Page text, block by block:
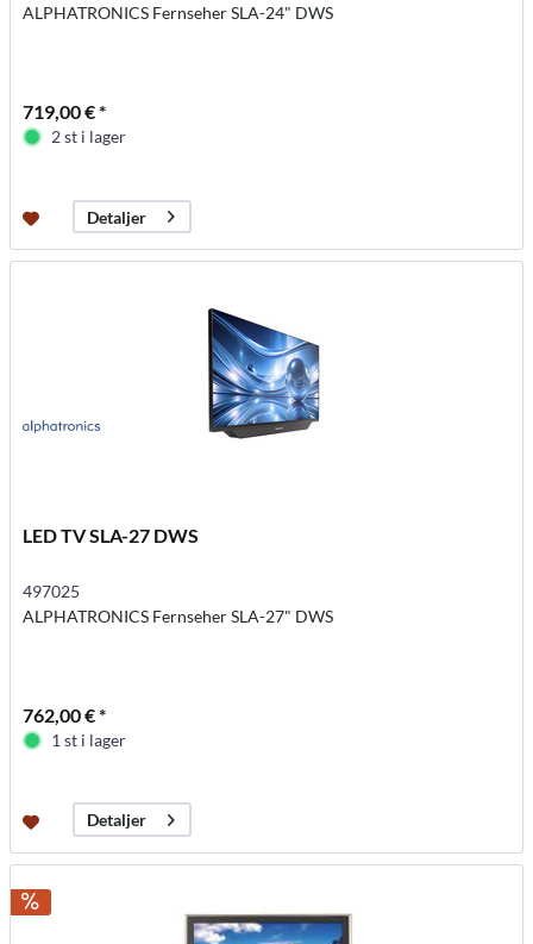
ALPHATRONICS Fernseher SLA-24" DWS
719,00 € *
2 st i lager
Detaljer
LED TV SLA-27 DWS
497025
ALPHATRONICS Fernseher SLA-27" DWS
762,00 € *
1 st i lager
Detaljer